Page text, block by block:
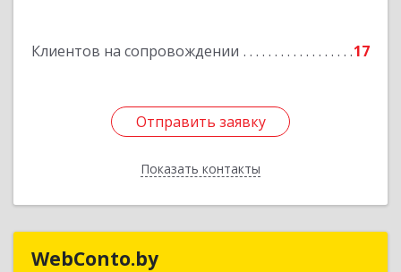
Клиентов на сопровождении 17
Отправить заявку
Показать контакты
Подробнее
Отправить заявку
Назад
WebConto.by